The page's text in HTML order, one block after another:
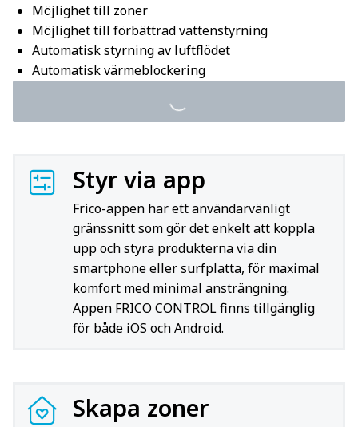
Möjlighet till zoner
Möjlighet till förbättrad vattenstyrning
Automatisk styrning av luftflödet
Automatisk värmeblockering
Styr via app
Frico-appen har ett användarvänligt
gränssnitt som gör det enkelt att koppla
upp och styra produkterna via din
smartphone eller surfplatta, för maximal
komfort med minimal ansträngning.
Appen FRICO CONTROL finns tillgänglig
för både iOS och Android.
Skapa zoner